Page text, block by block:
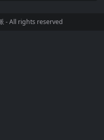
- All rights reserved